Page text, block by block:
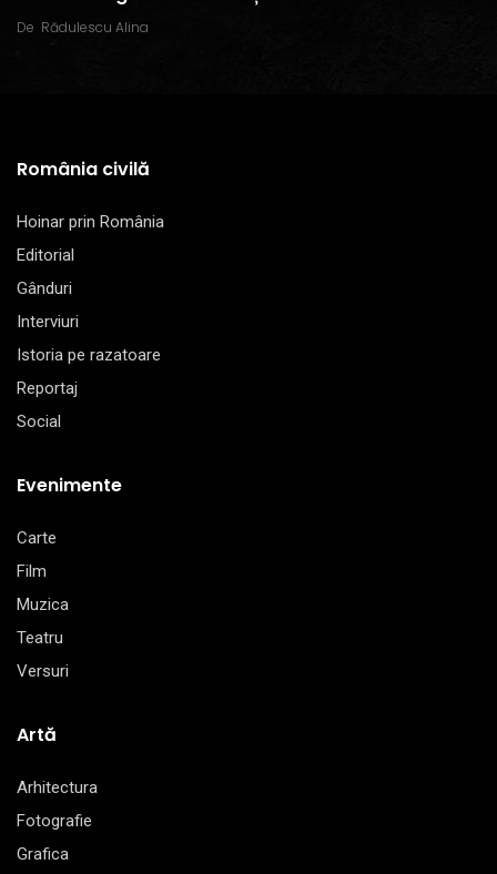
De Rădulescu Alina
România civilă
Hoinar prin România
Editorial
Gânduri
Interviuri
Istoria pe razatoare
Reportaj
Social
Evenimente
Carte
Film
Muzica
Teatru
Versuri
Artă
Arhitectura
Fotografie
Grafica